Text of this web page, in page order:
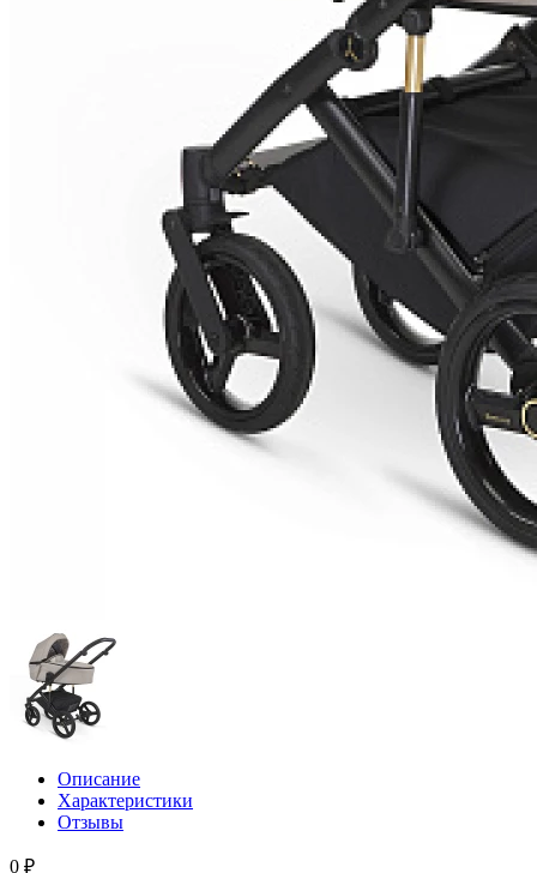
Описание
Характеристики
Отзывы
0 ₽